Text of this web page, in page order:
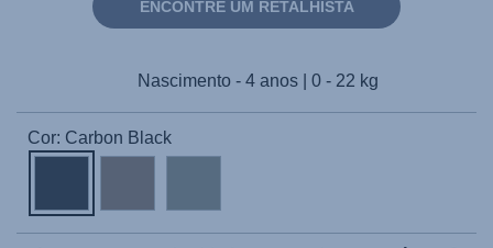
ENCONTRE UM RETALHISTA
Nascimento - 4 anos | 0 - 22 kg
Cor: Carbon Black